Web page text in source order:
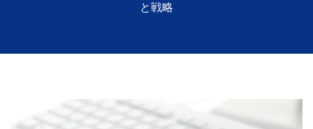
と戦略